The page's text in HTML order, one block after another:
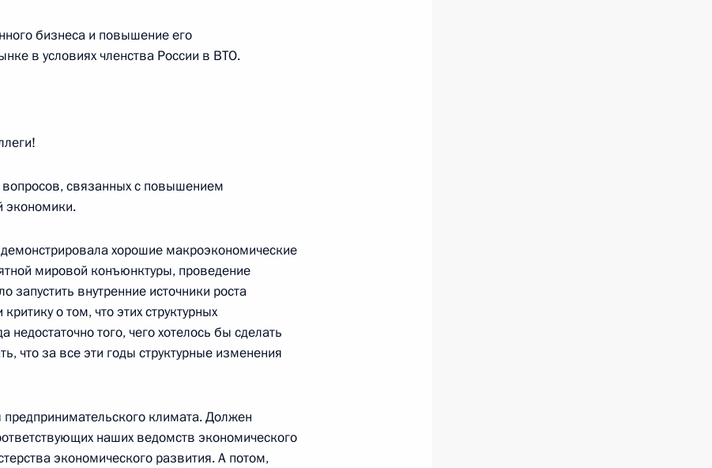
бизнеса и повышение его
в условиях членства России в ВТО.
связанных с повышением
экономики.
хорошие макроэкономические
мировой конъюнктуры, проведение
запустить внутренние источники роста
о том, что этих структурных
того, чего хотелось бы сделать
что за все эти годы структурные изменения
климата. Должен
наших ведомств экономического
экономического развития. А потом,